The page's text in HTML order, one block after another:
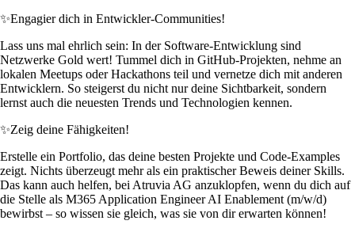
✨Engagier dich in Entwickler-Communities!
Lass uns mal ehrlich sein: In der Software-Entwicklung sind
Netzwerke Gold wert! Tummel dich in GitHub-Projekten, nehme an
lokalen Meetups oder Hackathons teil und vernetze dich mit anderen
Entwicklern. So steigerst du nicht nur deine Sichtbarkeit, sondern
lernst auch die neuesten Trends und Technologien kennen.
✨Zeig deine Fähigkeiten!
Erstelle ein Portfolio, das deine besten Projekte und Code-Examples
zeigt. Nichts überzeugt mehr als ein praktischer Beweis deiner Skills.
Das kann auch helfen, bei Atruvia AG anzuklopfen, wenn du dich auf
die Stelle als M365 Application Engineer AI Enablement (m/w/d)
bewirbst – so wissen sie gleich, was sie von dir erwarten können!